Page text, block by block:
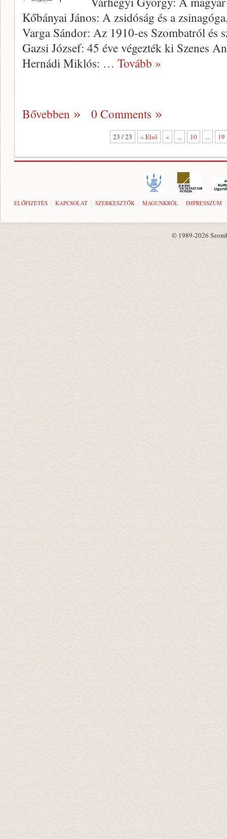
Kőbányai János: A zsidóság és a
Varga Sándor: Az 1910-es Szombatról és
Gazsi József: 45 éve végezték ki Szenes
Hernádi Miklós: … Tovább »
Bővebben 0 Comments
23 / 23 « Első « ... 10 ... 19
ELŐFIZETÉS KAPCSOLAT SZERKESZTŐK MAGUNKRÓL IMPRESSZUM
© 1989-2026